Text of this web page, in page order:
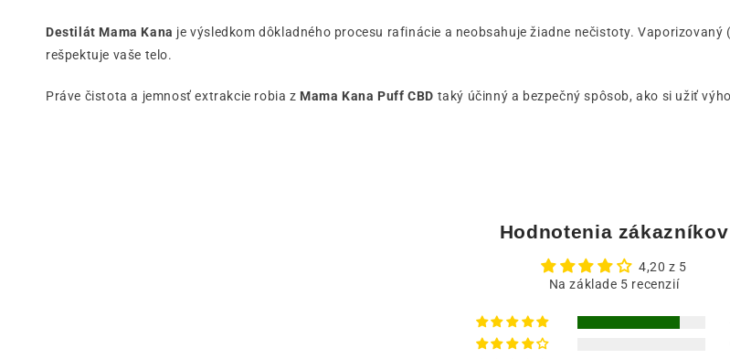
Destilát Mama Kana je výsledkom dôkladného procesu rafinácie a neobsahuje žiadne nečistoty. Vaporizovaný
rešpektuje vaše telo.
Práve čistota a jemnosť extrakcie robia z Mama Kana Puff CBD taký účinný a bezpečný spôsob, ako si užiť
Hodnotenia zákazníkov
4,20 z 5
Na základe 5 recenzií